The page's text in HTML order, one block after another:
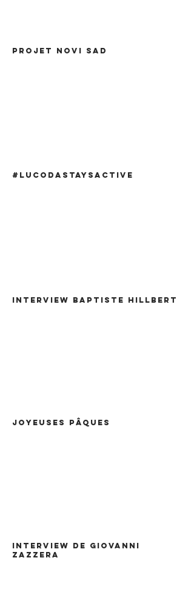
PROJET NOVI SAD
#lucodastaysactive
INTERVIEW BAPTISTE HILLBERT
JOYEUSES PÂQUES
Interview de giovanni
zazzera